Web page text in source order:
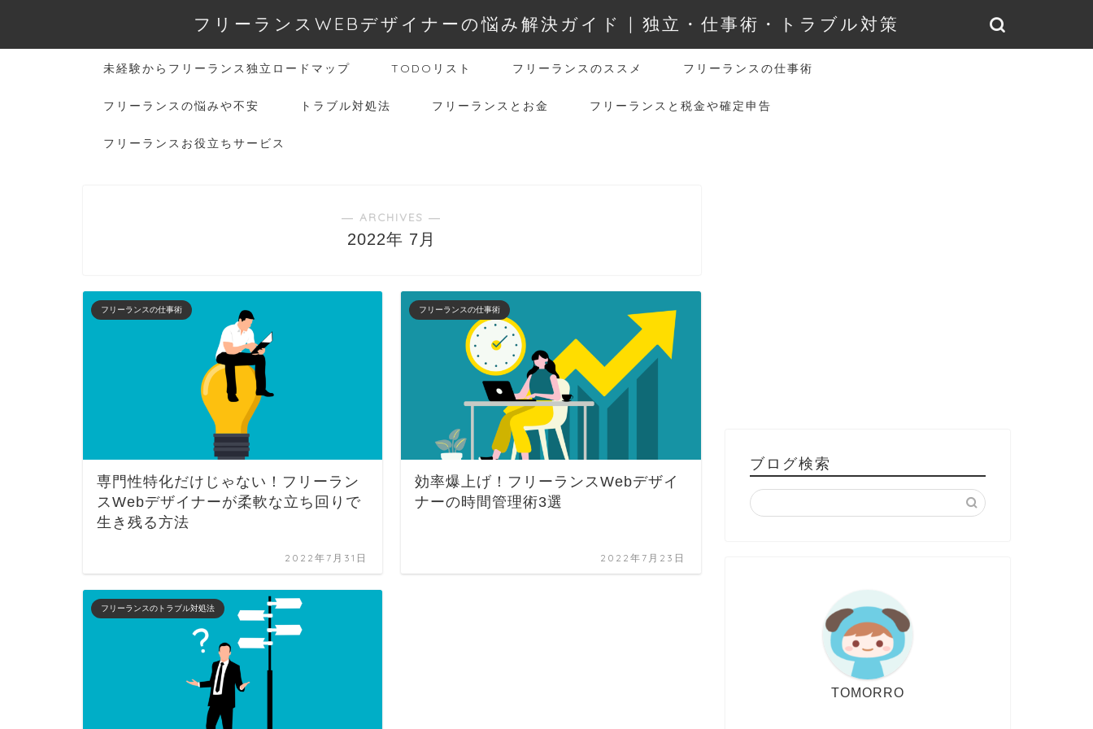
フリーランスWEBデザイナーの悩み解決ガイド | 独立・仕事術・トラブル対策
未経験からフリーランス独立ロードマップ TODOリスト フリーランスのススメ フリーランスの仕事術
フリーランスの悩みや不安 トラブル対処法 フリーランスとお金 フリーランスと税金や確定申告
フリーランスお役立ちサービス
― ARCHIVES ―
2022年 7月
フリーランスの仕事術
専門性特化だけじゃない！フリーラン
スWebデザイナーが柔軟な立ち回りで
生き残る方法
2022年7月31日
フリーランスの仕事術
効率爆上げ！フリーランスWebデザイ
ナーの時間管理術3選
2022年7月23日
フリーランスのトラブル対処法
ブログ検索
TOMORRO